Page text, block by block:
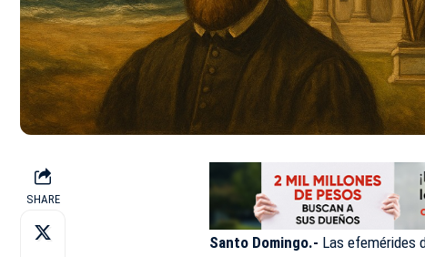
SHARE
Santo Domingo.- Las efemérides